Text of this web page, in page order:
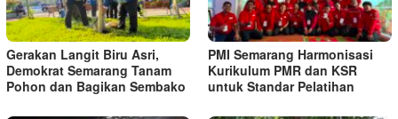
Gerakan Langit Biru Asri,
Demokrat Semarang Tanam
Pohon dan Bagikan Sembako
PMI Semarang Harmonisasi
Kurikulum PMR dan KSR
untuk Standar Pelatihan